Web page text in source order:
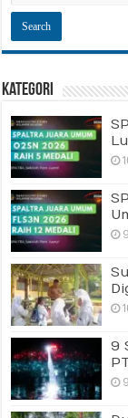
Kategori
9